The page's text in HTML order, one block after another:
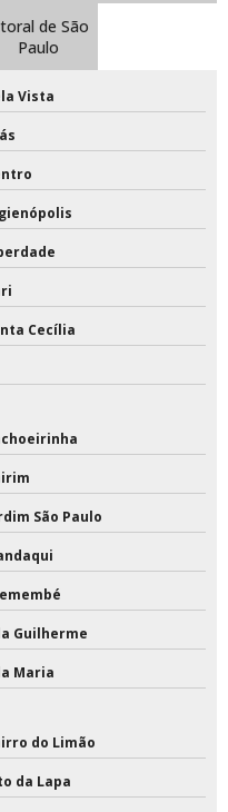
de São
Paulo
Vista
Cecília
São Paulo
Guilherme
Maria
do Limão
da Lapa